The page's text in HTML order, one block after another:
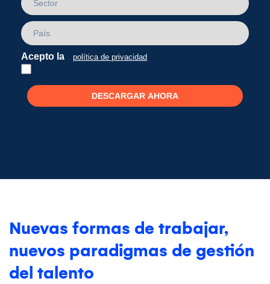
Acepto la política de privacidad
DESCARGAR AHORA
Nuevas formas de trabajar,
nuevos paradigmas de gestión
del talento